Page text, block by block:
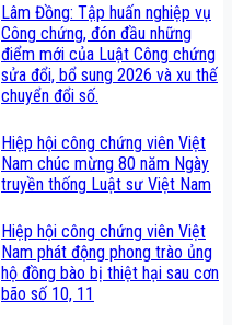
Lâm Đồng: Tập huấn nghiệp vụ
Công chứng, đón đầu những
điểm mới của Luật Công chứng
sửa đổi, bổ sung 2026 và xu thế
chuyển đổi số.
Hiệp hội công chứng viên Việt
Nam chúc mừng 80 năm Ngày
truyền thống Luật sư Việt Nam
Hiệp hội công chứng viên Việt
Nam phát động phong trào ủng
hộ đồng bào bị thiệt hại sau cơn
bão số 10, 11